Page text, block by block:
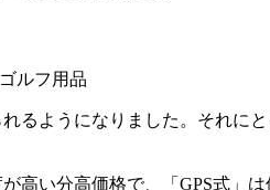
ゴルフ用品
るようになりました。それに
高い分高価格で、「GPS式」